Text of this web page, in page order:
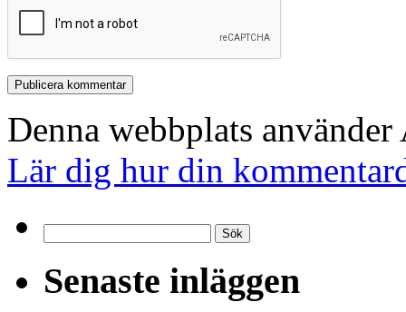
Denna webbplats
Lär dig hur din
efter:
Senaste inläggen